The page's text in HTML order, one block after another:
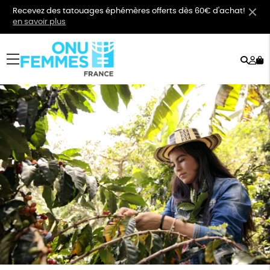
Recevez des tatouages éphémères offerts dès 60€ d'achat!
en savoir plus
menu